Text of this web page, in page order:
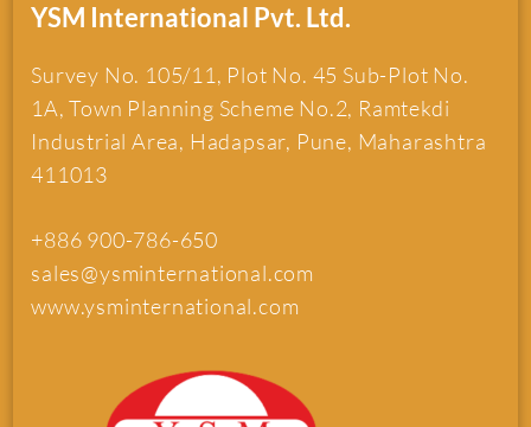
YSM International Pvt. Ltd.
Survey No. 105/11, Plot No. 45 Sub-Plot No.
1A, Town Planning Scheme No.2, Ramtekdi
Industrial Area, Hadapsar, Pune, Maharashtra
411013
+886 900-786-650
sales@ysminternational.com
www.ysminternational.com